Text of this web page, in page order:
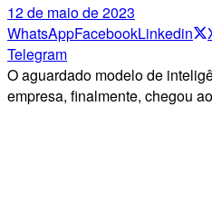
12 de maio de 2023
WhatsAppFacebookLinkedin
Telegram
O aguardado modelo de
empresa, finalmente, chegou